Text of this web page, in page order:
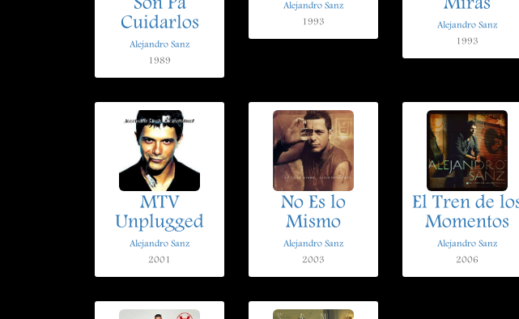
Cuidarlos
Alejandro Sanz
1989
Alejandro Sanz
1993
Alejandro Sanz
1993
MTV
Unplugged
Alejandro Sanz
2001
No Es lo
Mismo
Alejandro Sanz
2003
El Tren de
Momentos
Alejandro Sanz
2006